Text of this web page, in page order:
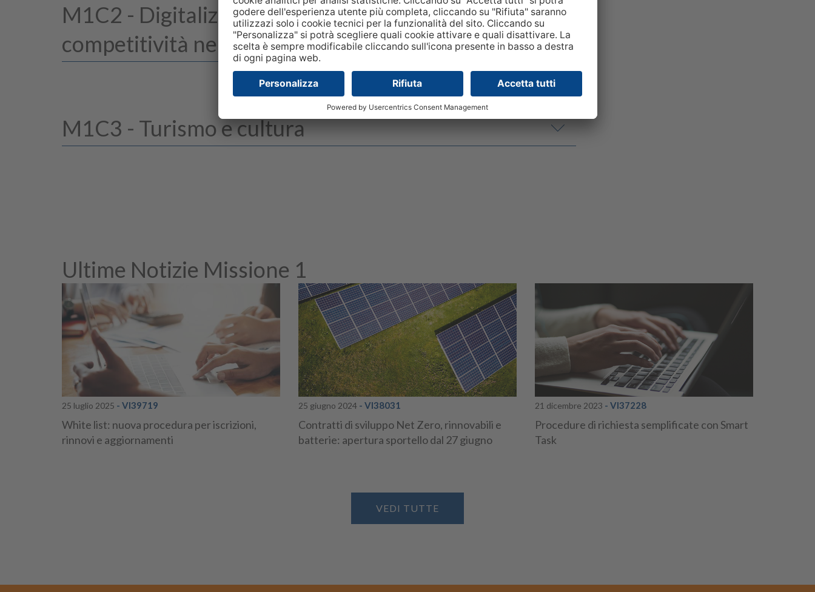
M1C2 - Digitalizzazione, innovazione e
competitività nel sistema produttivo
M1C3 - Turismo e cultura
Ultime Notizie Missione 1
25 luglio 2025 - VI39719
White list: nuova procedura per iscrizioni,
rinnovi e aggiornamenti
25 giugno 2024 - VI38031
Contratti di sviluppo Net Zero, rinnovabili e
batterie: apertura sportello dal 27 giugno
21 dicembre 2023 - VI37228
Procedure di richiesta semplificate con Smart
Task
VEDI TUTTE